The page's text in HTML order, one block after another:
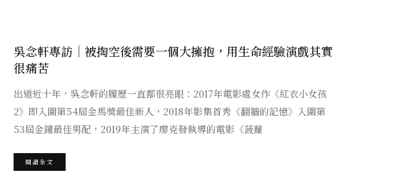
吳念軒專訪｜被掏空後需要一個大擁抱，用生命經驗演戲其實
很痛苦
出道近十年，吳念軒的履歷一直都很亮眼：2017年電影處女作《紅衣小女孩
2》即入圍第54屆金馬獎最佳新人，2018年影集首秀《翻牆的記憶》入圍第
53屆金鐘最佳男配，2019年主演了廖克發執導的電影《菠蘿
閱讀全文